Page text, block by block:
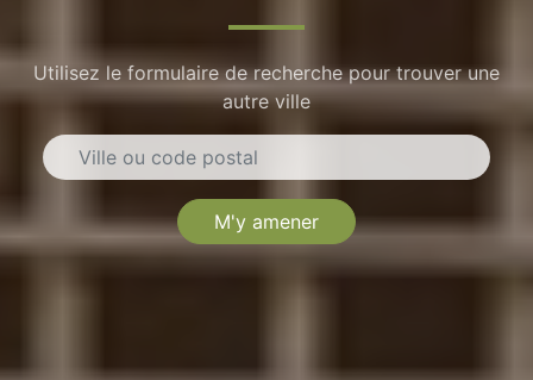
Utilisez le formulaire de recherche pour trouver une
autre ville
M'y amener